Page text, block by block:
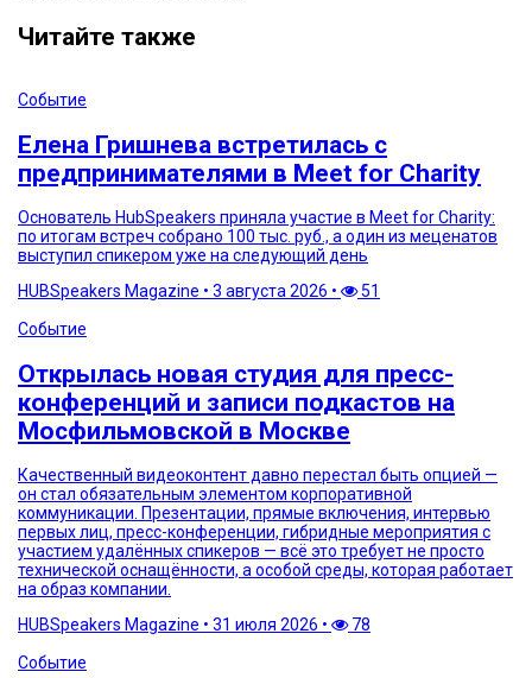
Читайте также
Событие
Елена Гришнева встретилась с
предпринимателями в Meet for Charity
Основатель HubSpeakers приняла участие в Meet for Charity:
по итогам встреч собрано 100 тыс. руб., а один из меценатов
выступил спикером уже на следующий день
HUBSpeakers Magazine • 3 августа 2026 •
51
Событие
Открылась новая студия для пресс-
конференций и записи подкастов на
Мосфильмовской в Москве
Качественный видеоконтент давно перестал быть опцией —
он стал обязательным элементом корпоративной
коммуникации. Презентации, прямые включения, интервью
первых лиц, пресс-конференции, гибридные мероприятия с
участием удалённых спикеров — всё это требует не просто
технической оснащённости, а особой среды, которая работает
на образ компании.
HUBSpeakers Magazine • 31 июля 2026 •
78
Событие